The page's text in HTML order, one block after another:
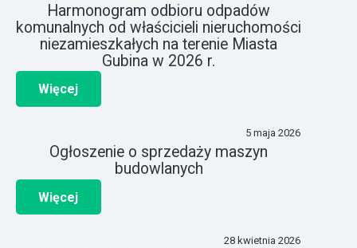
Harmonogram odbioru odpadów
komunalnych od właścicieli nieruchomości
niezamieszkałych na terenie Miasta
Gubina w 2026 r.
Więcej
5 maja 2026
Ogłoszenie o sprzedaży maszyn
budowlanych
Więcej
28 kwietnia 2026